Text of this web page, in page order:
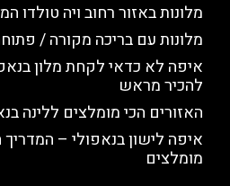
מלונות באזור רחוב ויה טולדו
מלונות עם בריכה מקורה /
איפה לא כדאי לקחת מלון
להכיר מראש
האזורים הכי מומלצים ללינה
איפה לישון בנאפולי –
מומלצים